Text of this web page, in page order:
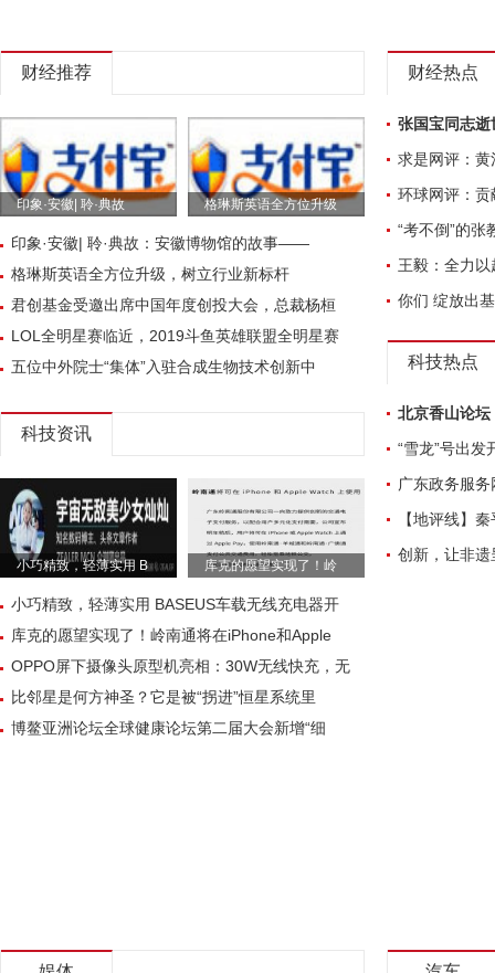
财经推荐
印象·安徽| 聆·典故 格琳斯英语全方位升级
印象·安徽| 聆·典故：安徽博物馆的故事——
格琳斯英语全方位升级，树立行业新标杆
君创基金受邀出席中国年度创投大会，总裁杨桓
LOL全明星赛临近，2019斗鱼英雄联盟全明星赛
五位中外院士“集体”入驻合成生物技术创新中
科技资讯
小巧精致，轻薄实用 B 库克的愿望实现了！岭
小巧精致，轻薄实用 BASEUS车载无线充电器开
库克的愿望实现了！岭南通将在iPhone和Apple
OPPO屏下摄像头原型机亮相：30W无线快充，无
比邻星是何方神圣？它是被“拐进”恒星系统里
博鳌亚洲论坛全球健康论坛第二届大会新增“细
财经热点
张国宝同志逝
求是网评：
环球网评：贡
“考不倒”的张
王毅：全力
你们 绽放出
科技热点
北京香山论
“雪龙”号出
广东政务服
【地评线】
创新，让非遗